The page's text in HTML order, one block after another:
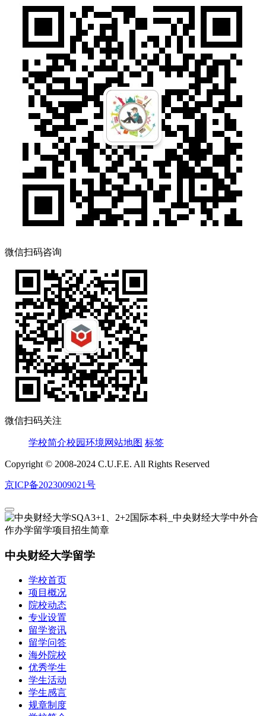
微信扫码咨询
微信扫码关注
学校简介校园环境网站地图 标签
Copyright © 2008-2024 C.U.F.E. All Rights Reserved
京ICP备2023009021号
中央财经大学留学
学校首页
项目概况
院校动态
专业设置
留学资讯
留学问答
海外院校
优秀学生
学生活动
学生感言
规章制度